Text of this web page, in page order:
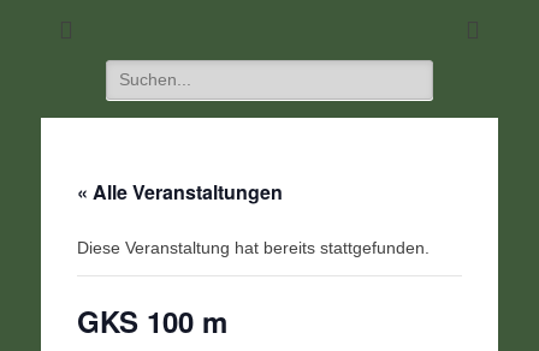
SC 1968 Klein-
Suchen
nach:
« Alle Veranstaltungen
Diese Veranstaltung hat bereits stattgefunden.
GKS 100 m